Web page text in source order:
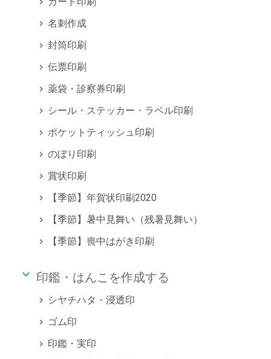
名刺作成
封筒印刷
伝票印刷
薬袋・診察券印刷
シール・ステッカー・ラベル印刷
ポケットティッシュ印刷
のぼり印刷
賞状印刷
【季節】年賀状印刷2020
【季節】暑中見舞い（残暑見舞い）
【季節】喪中はがき印刷
keyboard_arrow_down 印鑑・はんこを作成する
シヤチハタ・浸透印
ゴム印
印鑑・実印